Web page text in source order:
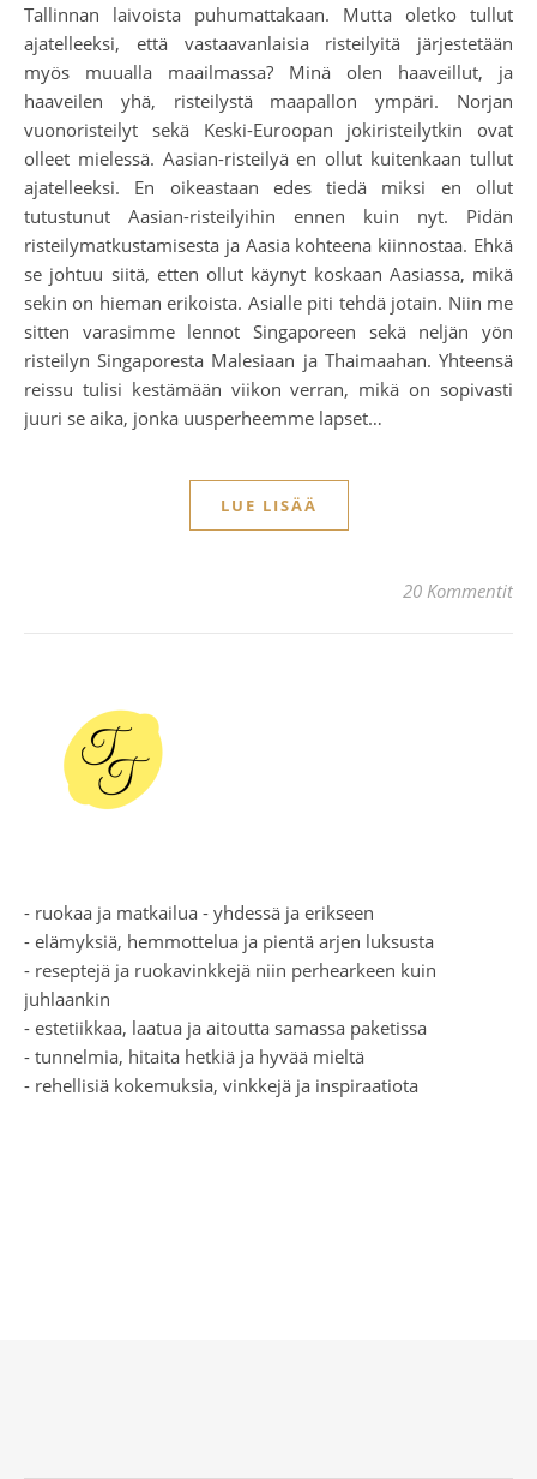
Tallinnan laivoista puhumattakaan. Mutta oletko tullut
ajatelleeksi, että vastaavanlaisia risteilyitä järjestetään
myös muualla maailmassa? Minä olen haaveillut, ja
haaveilen yhä, risteilystä maapallon ympäri. Norjan
vuonoristeilyt sekä Keski-Euroopan jokiristeilytkin ovat
olleet mielessä. Aasian-risteilyä en ollut kuitenkaan tullut
ajatelleeksi. En oikeastaan edes tiedä miksi en ollut
tutustunut Aasian-risteilyihin ennen kuin nyt. Pidän
risteilymatkustamisesta ja Aasia kohteena kiinnostaa. Ehkä
se johtuu siitä, etten ollut käynyt koskaan Aasiassa, mikä
sekin on hieman erikoista. Asialle piti tehdä jotain. Niin me
sitten varasimme lennot Singaporeen sekä neljän yön
risteilyn Singaporesta Malesiaan ja Thaimaahan. Yhteensä
reissu tulisi kestämään viikon verran, mikä on sopivasti
juuri se aika, jonka uusperheemme lapset…
LUE LISÄÄ
20 Kommentit
- ruokaa ja matkailua - yhdessä ja erikseen
- elämyksiä, hemmottelua ja pientä arjen luksusta
- reseptejä ja ruokavinkkejä niin perhearkeen kuin
juhlaankin
- estetiikkaa, laatua ja aitoutta samassa paketissa
- tunnelmia, hitaita hetkiä ja hyvää mieltä
- rehellisiä kokemuksia, vinkkejä ja inspiraatiota